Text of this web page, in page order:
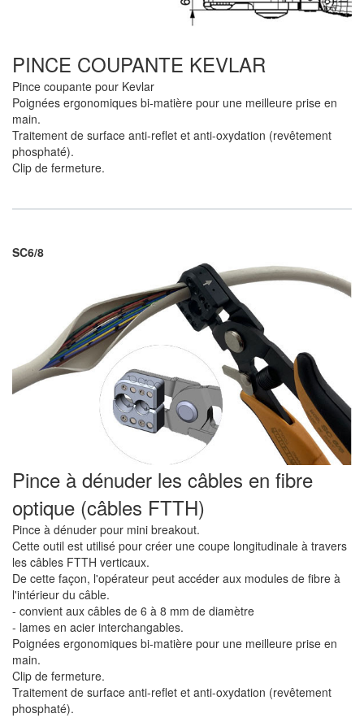
PINCE COUPANTE KEVLAR
Pince coupante pour Kevlar
Poignées ergonomiques bi-matière pour une meilleure prise en
main.
Traitement de surface anti-reflet et anti-oxydation (revêtement
phosphaté).
Clip de fermeture.
SC6/8
Pince à dénuder les câbles en fibre
optique (câbles FTTH)
Pince à dénuder pour mini breakout.
Cette outil est utilisé pour créer une coupe longitudinale à travers
les câbles FTTH verticaux.
De cette façon, l'opérateur peut accéder aux modules de fibre à
l'intérieur du câble.
- convient aux câbles de 6 à 8 mm de diamètre
- lames en acier interchangables.
Poignées ergonomiques bi-matière pour une meilleure prise en
main.
Clip de fermeture.
Traitement de surface anti-reflet et anti-oxydation (revêtement
phosphaté).